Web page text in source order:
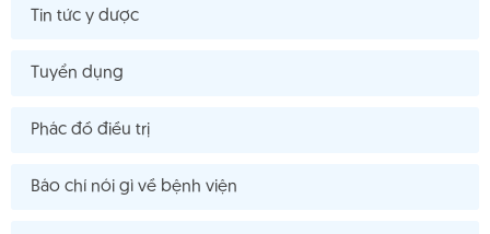
Tin tức y dược
Tuyển dụng
Phác đồ điều trị
Báo chí nói gì về bệnh viện